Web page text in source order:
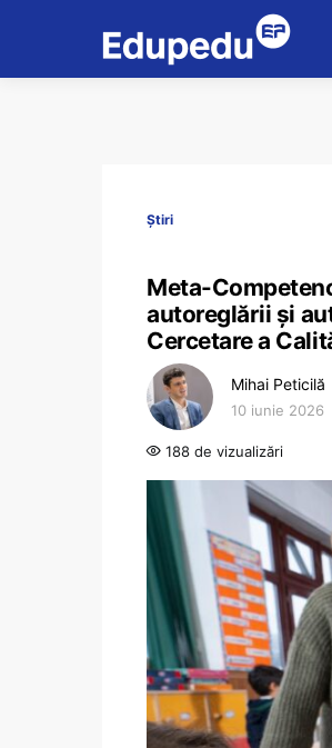
Știri
Meta-
autoreglării și
Cercetare a
Mihai Peticilă
10 iunie 2026
188 de vizualizări